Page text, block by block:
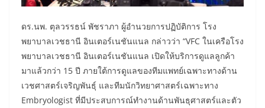
ดร.นพ. ตุลวรรธน์ พัชราภา ผู้อำนวยการปฏิบัติการ โรง
พยาบาลเวชธานี อินเตอร์เนชันแนล กล่าวว่า “VFC ในเครือโรง
พยาบาลเวชธานี อินเตอร์เนชันแนล เปิดให้บริการดูแลลูกค้า
มาแล้วกว่า 15 ปี ภายใต้การดูแลของทีมแพทย์เฉพาะทางด้าน
เวชศาสตร์เจริญพันธุ์ และทีมนักวิทยาศาสตร์เฉพาะทาง
Embryologist ที่มีประสบการณ์ทำงานด้านพันธุศาสตร์และตัว